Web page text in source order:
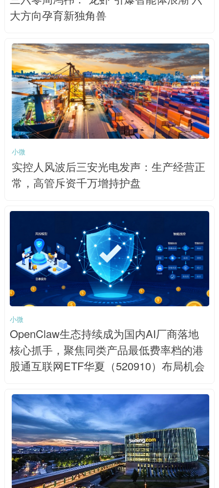
大方向孕育新独角兽
小微
实控人风波后三安光电发声：生产经营正
常，高管斥资千万增持护盘
小微
OpenClaw生态持续成为国内AI厂商落地
核心抓手，聚焦同类产品最低费率档的港
股通互联网ETF华夏（520910）布局机会